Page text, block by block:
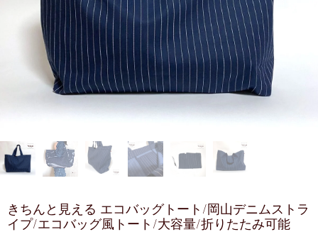
きちんと見える エコバッグトート/岡山デニムストラ
イプ/エコバッグ風トート/大容量/折りたたみ可能